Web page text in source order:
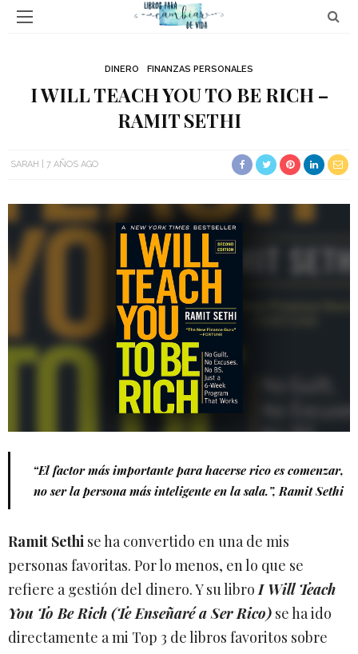
DINERO FINANZAS PERSONALES
I WILL TEACH YOU TO BE RICH –
RAMIT SETHI
SARAH 7 AÑOS AGO
“El factor más importante para hacerse rico es comenzar,
no ser la persona más inteligente en la sala.”, Ramit Sethi
Ramit Sethi se ha convertido en una de mis
personas favoritas. Por lo menos, en lo que se
refiere a gestión del dinero. Y su libroI Will Teach
You To Be Rich (Te Enseñaré a Ser Rico) se ha ido
directamente a mi Top 3 de libros favoritos sobre